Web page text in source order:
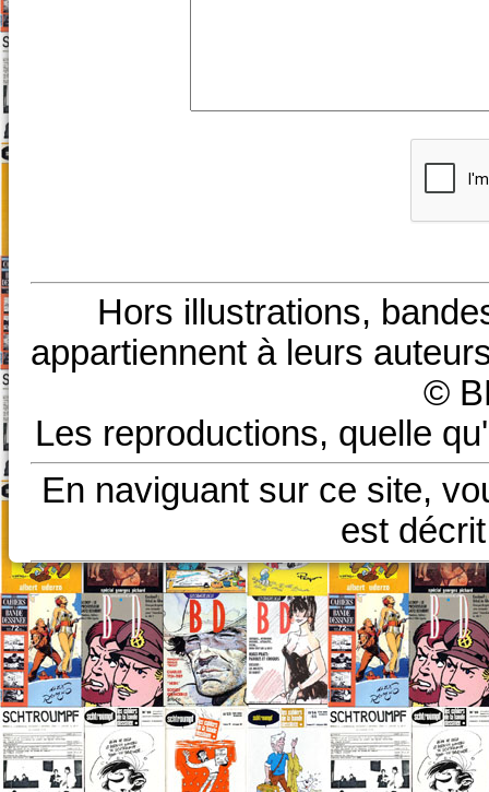
Hors illustrations,
appartiennent à leurs
©
Les reproductions, quelle
En naviguant sur ce site,
est